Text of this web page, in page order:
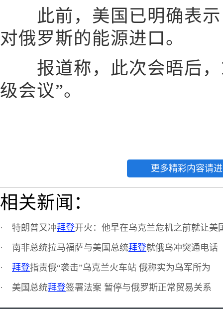
此前，美国已明确表示
对俄罗斯的能源进口。
报道称，此次会晤后，
级会议”。
更多精彩内容请
相关新闻：
· 特朗普又冲拜登开火：他早在乌克兰危机之前就让美
· 南非总统拉马福萨与美国总统拜登就俄乌冲突通电话
· 拜登指责俄“袭击”乌克兰火车站 俄称实为乌军所为
· 美国总统拜登签署法案 暂停与俄罗斯正常贸易关系